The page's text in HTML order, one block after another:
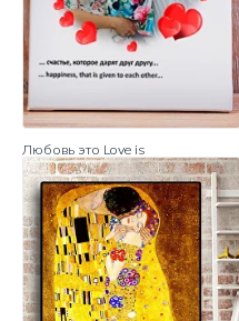
Любовь это Love is